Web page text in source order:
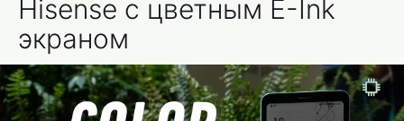
Hisense с цветным E-Ink
экраном